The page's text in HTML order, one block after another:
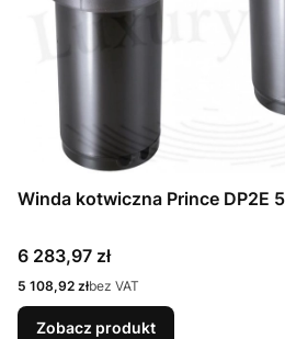
Winda kotwiczna Prince DP2E
Cena
6 283,97 zł
Cena
5 108,92 złbez VAT
Zobacz produkt